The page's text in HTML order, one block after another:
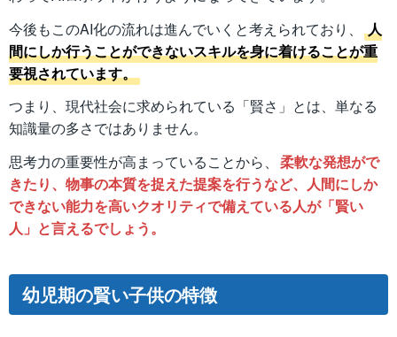
今後もこのAI化の流れは進んでいくと考えられており、
人
間にしか行うことができないスキルを身に着けることが重
要視されています。
つまり、現代社会に求められている「賢さ」とは、単なる
知識量の多さではありません。
思考力の重要性が高まっていることから、 柔軟な発想がで
きたり、物事の本質を捉えた提案を行うなど、人間にしか
できない能力を高いクオリティで備えている人が「賢い
人」と言えるでしょう。
幼児期の賢い子供の特徴